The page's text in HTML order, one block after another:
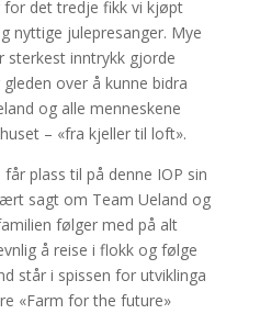
det tredje fikk vi kjøpt
nyttige julepresanger. Mye
sterkest inntrykk gjorde
over å kunne bidra
og alle menneskene
– «fra kjeller til loft».
plass til på denne IOP sin
sagt om Team Ueland og
følger med på alt
å reise i flokk og følge
står i spissen for utviklinga
«Farm for the future»